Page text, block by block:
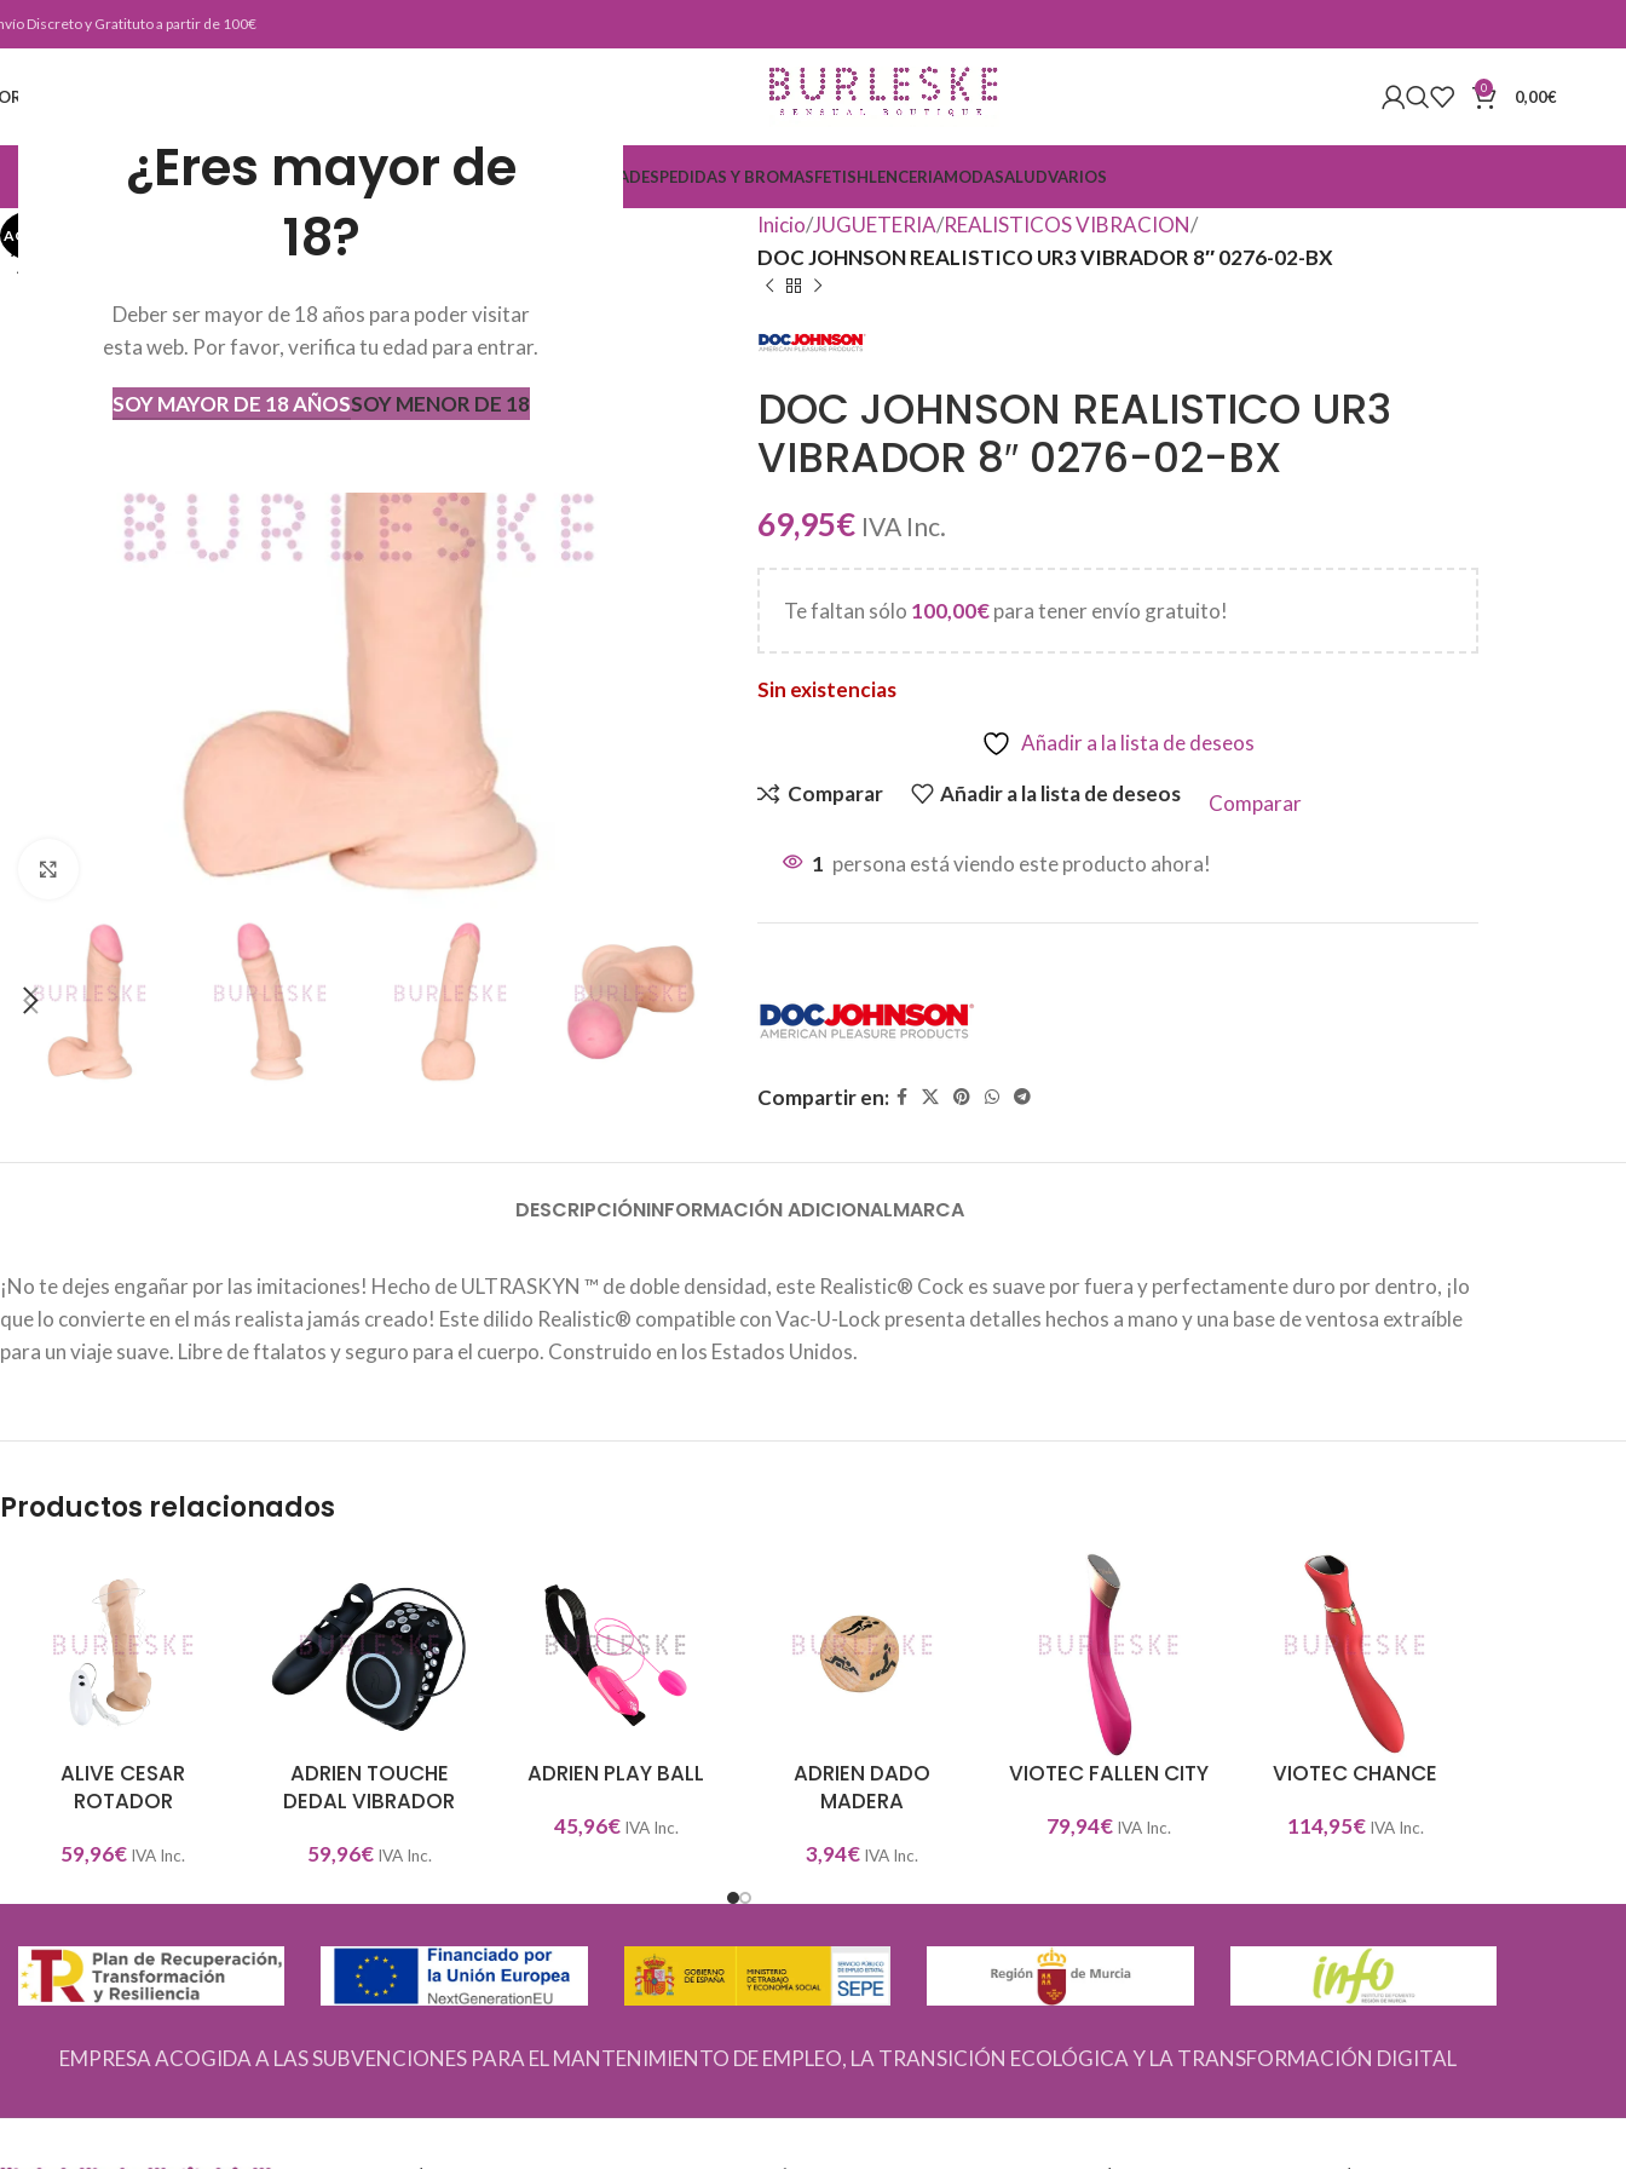
¿Eres mayor de
18?
Deber ser mayor de 18 años para poder visitar
esta web. Por favor, verifica tu edad para entrar.
SOY MAYOR DE 18 AÑOSSOY MENOR DE 18
Discreto y Gratituto a partir de 100€
0 0,00€
JUGUETERIA COSMETICADESPEDIDAS Y BROMASFETISHLENCERIAMODASALUDVARIOS
AGOT
ADO
Haga Click para agrandar
AGOTADO Inicio JUGUETERIA REALISTICOS VIBRACION
DOC JOHNSON REALISTICO UR3 VIBRADOR 8″ 0276-02-BX
DOC JOHNSON REALISTICO UR3
VIBRADOR 8″ 0276-02-BX
69,95€ IVA Inc.
Te faltan sólo 100,00€para tener envío gratuito!
Sin existencias
Añadir a la lista de deseos
Comparar Añadir a la lista de deseos Comparar
1 persona está viendo este producto ahora!
Compartir en:
DESCRIPCIÓNINFORMACIÓN ADICIONALMARCA
¡No te dejes engañar por las imitaciones! Hecho de ULTRASKYN ™ de doble densidad, este Realistic® Cock es suave por fuera y perfectamente duro por dentro, ¡lo
que lo convierte en el más realista jamás creado! Este dilido Realistic® compatible con Vac-U-Lock presenta detalles hechos a mano y una base de ventosa extraíble
para un viaje suave. Libre de ftalatos y seguro para el cuerpo. Construido en los Estados Unidos.
Productos relacionados
AÑADIR AL CARRITO
ALIVE CESAR
ROTADOR
59,96€ IVA Inc.
AÑADIR AL CARRITO
ADRIEN TOUCHE
DEDAL VIBRADOR
59,96€ IVA Inc.
AÑADIR AL CARRITO
ADRIEN PLAY BALL
45,96€ IVA Inc.
AÑADIR AL CARRITO
ADRIEN DADO
MADERA
3,94€ IVA Inc.
SELECCIONAR OPCIONES
VIOTEC FALLEN CITY
79,94€ IVA Inc.
SELECCIONAR OPCIONES
VIOTEC CHANCE
114,95€ IVA Inc.
EMPRESA ACOGIDA A LAS SUBVENCIONES PARA EL MANTENIMIENTO DE EMPLEO, LA TRANSICIÓN ECOLÓGICA Y LA TRANSFORMACIÓN DIGITAL